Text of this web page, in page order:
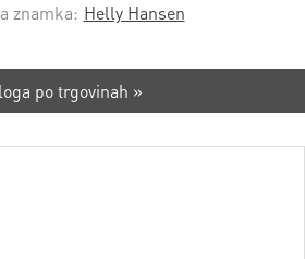
znamka: Helly Hansen
po trgovinah »